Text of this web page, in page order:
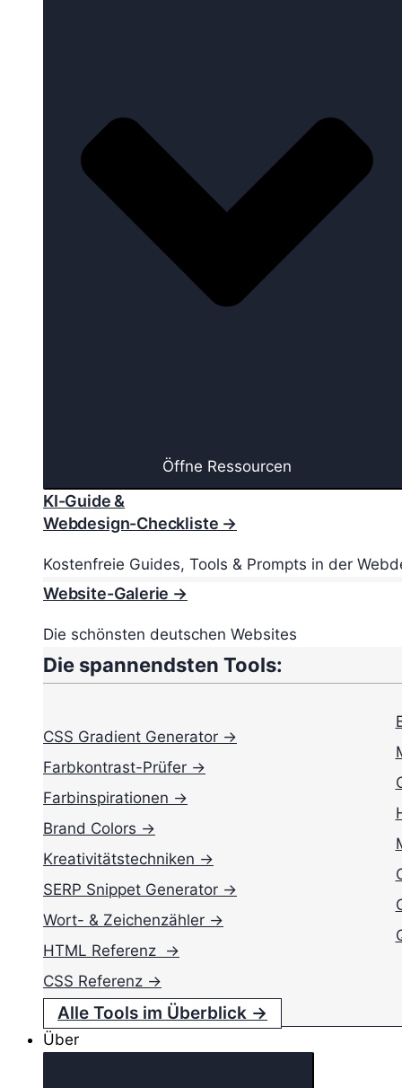
Öffne Ressourcen
KI-Guide &
Webdesign-Checkliste →
Kostenfreie Guides, Tools & Prompts in der
Website-Galerie →
Die schönsten deutschen Websites
Die spannendsten Tools:
CSS Gradient Generator →
Farbkontrast-Prüfer →
Farbinspirationen →
Brand Colors →
Kreativitätstechniken →
SERP Snippet Generator →
Wort- & Zeichenzähler →
HTML Referenz →
CSS Referenz →
Alle Tools im Überblick →
Über